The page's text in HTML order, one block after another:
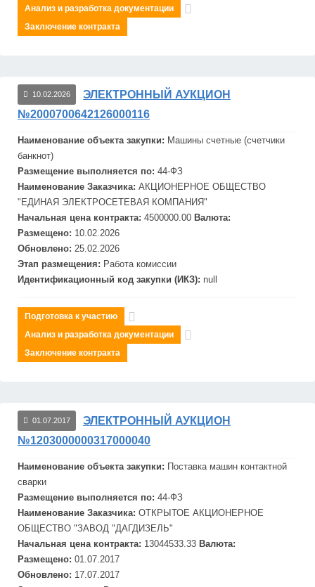
Анализ и разработка документации
Заключение контракта
10.02.2026
ЭЛЕКТРОННЫЙ АУКЦИОН
№2000700642126000116
Наименование объекта закупки: Машины счетные (счетчики
банкнот)
Размещение выполняется по: 44-ФЗ
Наименование Заказчика: АКЦИОНЕРНОЕ ОБЩЕСТВО
"ЕДИНАЯ ЭЛЕКТРОСЕТЕВАЯ КОМПАНИЯ"
Начальная цена контракта: 4500000.00 Валюта:
Размещено: 10.02.2026
Обновлено: 25.02.2026
Этап размещения: Работа комиссии
Идентификационный код закупки (ИКЗ): null
Подготовка к участию
Анализ и разработка документации
Заключение контракта
01.07.2017
ЭЛЕКТРОННЫЙ АУКЦИОН
№1203000000317000040
Наименование объекта закупки: Поставка машин контактной
сварки
Размещение выполняется по: 44-ФЗ
Наименование Заказчика: ОТКРЫТОЕ АКЦИОНЕРНОЕ
ОБЩЕСТВО "ЗАВОД "ДАГДИЗЕЛЬ"
Начальная цена контракта: 13044533.33 Валюта:
Размещено: 01.07.2017
Обновлено: 17.07.2017